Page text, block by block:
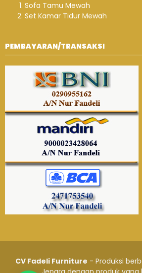
Sofa Tamu Mewah
Set Kamar Tidur Mewah
PEMBAYARAN/TRANSAKSI
CV Fadeli Furniture - Produksi